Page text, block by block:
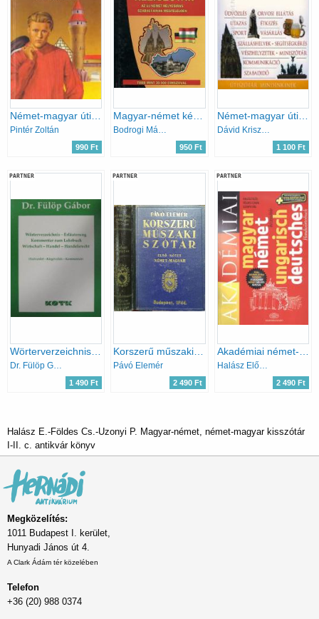
Pintér Zoltán
990 Ft
Bodrogi Márta (szerk.)
950 Ft
Német-magyar útiszótár (Útiszótár mindenkinek)
Dávid Krisztina
1 100 Ft
PARTNER
1 490 Ft
PARTNER
Pávó Elemér
2 490 Ft
PARTNER
Halász Előd - Földes Csaba - Uzonyi Pál
2 490 Ft
Halász E.-Földes Cs.-Uzonyi P. Magyar-német, német-magyar kisszótár
I-II. c. antikvár könyv
Megközelítés:
1011 Budapest I. kerület,
Hunyadi János út 4.
A Clark Ádám tér közelében
Telefon
+36 (20) 988 0374